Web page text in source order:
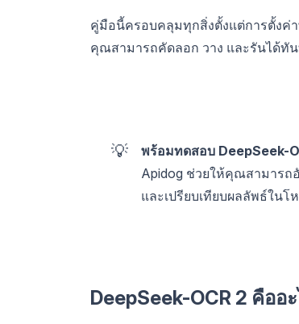
คู่มือนี้ครอบคลุมทุกสิ่งตั้งแต่การตั้งค่
คุณสามารถคัดลอก วาง และรันได้ทั
💡 พร้อมทดสอบ DeepSeek-
Apidog ช่วยให้คุณสามารถ
และเปรียบเทียบผลลัพธ์ใน
DeepSeek-OCR 2 คืออ